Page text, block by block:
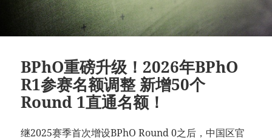
BPhO重磅升级！2026年BPhO
R1参赛名额调整 新增50个
Round 1直通名额！
继2025赛季首次增设BPhO Round 0之后，中国区官